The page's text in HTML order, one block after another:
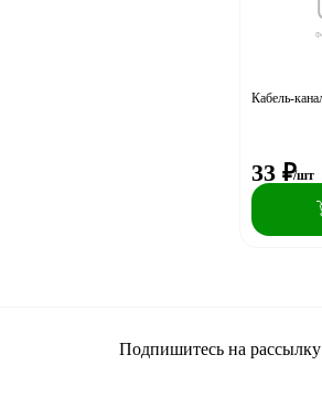
Кабель-
33 ₽/шт
Подпишитесь на рассылку